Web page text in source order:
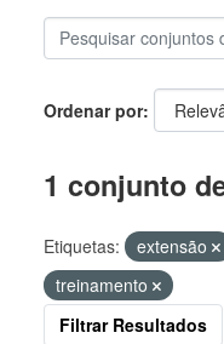
Ordenar por
1 conjunto
Etiquetas: extensão
treinamento
Filtrar Resultados